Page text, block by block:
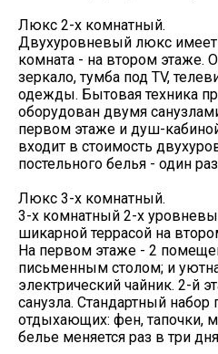
Люкс 2-х комнатный.
Двухуровневый люкс имеет
комната - на втором этаже.
зеркало, тумба под TV,
одежды. Бытовая техника
оборудован двумя
первом этаже и душ-
входит в стоимость
постельного белья - один
Люкс 3-х комнатный.
3-х комнатный 2-х
шикарной террасой на
На первом этаже - 2
письменным столом; и
электрический чайник. 2-й
санузла. Стандартный
отдыхающих: фен, тапочки,
белье меняется раз в три